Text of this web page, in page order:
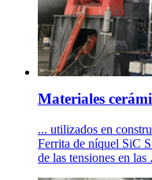
Materiales
... utilizados en
Ferrita de níquel SiC
de las tensiones en las